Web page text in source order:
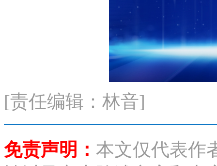
[责任编辑：林音]
免责声明： 本文仅代表作